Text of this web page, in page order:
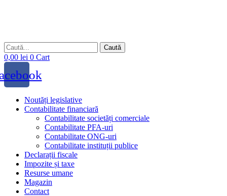
Caută
0,00 lei 0 Cart
Noutăți legislative
Contabilitate financiară
Contabilitate societăți comerciale
Contabilitate PFA-uri
Contabilitate ONG-uri
Contabilitate instituții publice
Declarații fiscale
Impozite și taxe
Resurse umane
Magazin
Contact